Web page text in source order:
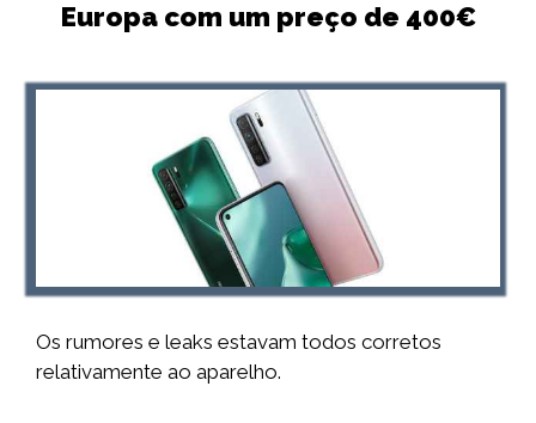
Europa com um preço de 400€
Os rumores e leaks estavam todos corretos
relativamente ao aparelho.